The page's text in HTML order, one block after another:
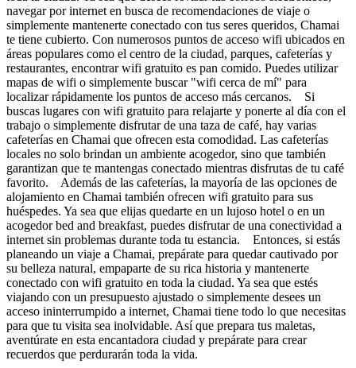
navegar por internet en busca de recomendaciones de viaje o
simplemente mantenerte conectado con tus seres queridos, Chamai
te tiene cubierto. Con numerosos puntos de acceso wifi ubicados en
áreas populares como el centro de la ciudad, parques, cafeterías y
restaurantes, encontrar wifi gratuito es pan comido. Puedes utilizar
mapas de wifi o simplemente buscar "wifi cerca de mí" para
localizar rápidamente los puntos de acceso más cercanos. Si
buscas lugares con wifi gratuito para relajarte y ponerte al día con el
trabajo o simplemente disfrutar de una taza de café, hay varias
cafeterías en Chamai que ofrecen esta comodidad. Las cafeterías
locales no solo brindan un ambiente acogedor, sino que también
garantizan que te mantengas conectado mientras disfrutas de tu café
favorito. Además de las cafeterías, la mayoría de las opciones de
alojamiento en Chamai también ofrecen wifi gratuito para sus
huéspedes. Ya sea que elijas quedarte en un lujoso hotel o en un
acogedor bed and breakfast, puedes disfrutar de una conectividad a
internet sin problemas durante toda tu estancia. Entonces, si estás
planeando un viaje a Chamai, prepárate para quedar cautivado por
su belleza natural, empaparte de su rica historia y mantenerte
conectado con wifi gratuito en toda la ciudad. Ya sea que estés
viajando con un presupuesto ajustado o simplemente desees un
acceso ininterrumpido a internet, Chamai tiene todo lo que necesitas
para que tu visita sea inolvidable. Así que prepara tus maletas,
aventúrate en esta encantadora ciudad y prepárate para crear
recuerdos que perdurarán toda la vida.